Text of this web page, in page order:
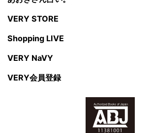
VERY STORE
Shopping LIVE
VERY NaVY
VERY会員登録